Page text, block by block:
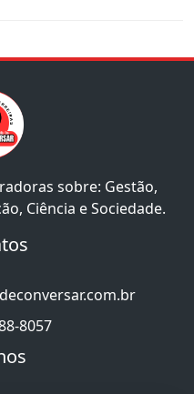
sobre: Gestão,
Ciência e Sociedade.
8057